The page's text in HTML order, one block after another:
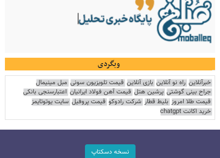
وبگردی
خبرآنلاین راه نو آنلاین بازی آنلاین قیمت تلویزیون سونی مبل مینیمال
جراح بینی گوشتی پرشین هتل قیمت آهن فولاد ایرانیان اعتبارسنجی بانکی
قیمت طلا امروز بلیط قطار شرکت رادوکو قیمت پروفیل سایت یوتوتایمز
خرید اکانت chatgpt
نسخه دسکتاپ